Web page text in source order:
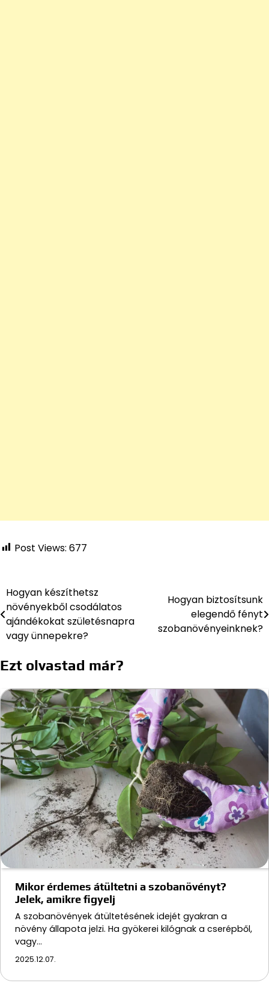
Post Views: 677
Bejegyzés
navigáció
Hogyan készíthetsz
növényekből csodálatos
ajándékokat születésnapra
vagy ünnepekre?
Hogyan biztosítsunk
elegendő fényt
szobanövényeinknek?
Ezt olvastad már?
Mikor érdemes átültetni a szobanövényt?
Jelek, amikre figyelj
A szobanövények átültetésének idejét gyakran a
növény állapota jelzi. Ha gyökerei kilógnak a cserépből,
vagy…
2025.12.07.